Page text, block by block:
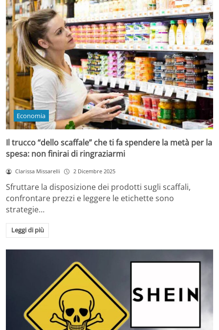
Economia
Il trucco “dello scaffale” che ti fa spendere la metà per la
spesa: non finirai di ringraziarmi
Clarissa Missarelli 2 Dicembre 2025
Sfruttare la disposizione dei prodotti sugli scaffali,
confrontare prezzi e leggere le etichette sono
strategie…
Leggi di più